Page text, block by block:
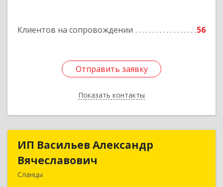
Клиентов на сопровождении 56
Отправить заявку
Показать контакты
Отправить заявку
Назад
ИП Васильев Александр
Вячеславович
Сланцы
ИП Васильев Александр